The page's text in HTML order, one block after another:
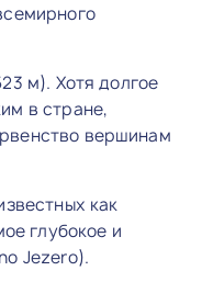
м). Хотя долгое
в стране,
вершинам
как
глубокое и
Jezero).